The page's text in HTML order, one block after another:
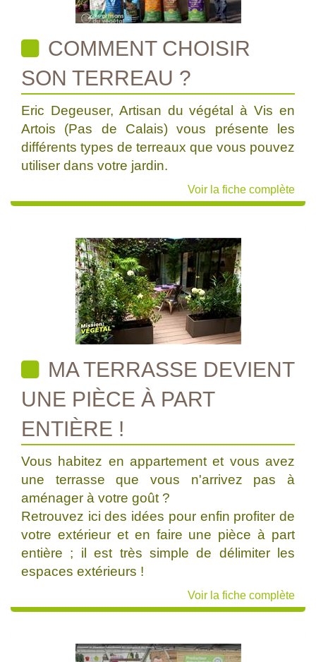
COMMENT CHOISIR
SON TERREAU ?
Eric Degeuser, Artisan du végétal à Vis en
Artois (Pas de Calais) vous présente les
différents types de terreaux que vous pouvez
utiliser dans votre jardin.
Voir la fiche complète
MA TERRASSE DEVIENT
UNE PIÈCE À PART
ENTIÈRE !
Vous habitez en appartement et vous avez
une terrasse que vous n'arrivez pas à
aménager à votre goût ?
Retrouvez ici des idées pour enfin profiter de
votre extérieur et en faire une pièce à part
entière ; il est très simple de délimiter les
espaces extérieurs !
Voir la fiche complète